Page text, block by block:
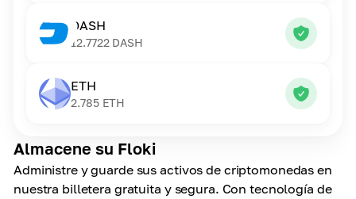
Almacene su Floki
Administre y guarde sus activos de criptomonedas en
nuestra billetera gratuita y segura. Con tecnología de
DASH
12.7722 DASH
ETH
2.785 ETH